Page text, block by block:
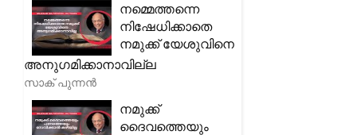
നമ്മെത്തന്നെ
നിഷേധിക്കാതെ
നമുക്ക് യേശുവിനെ
അനുഗമിക്കാനാവില്ല
സാക് പുന്നൻ
നമുക്ക്
ദൈവത്തെയും